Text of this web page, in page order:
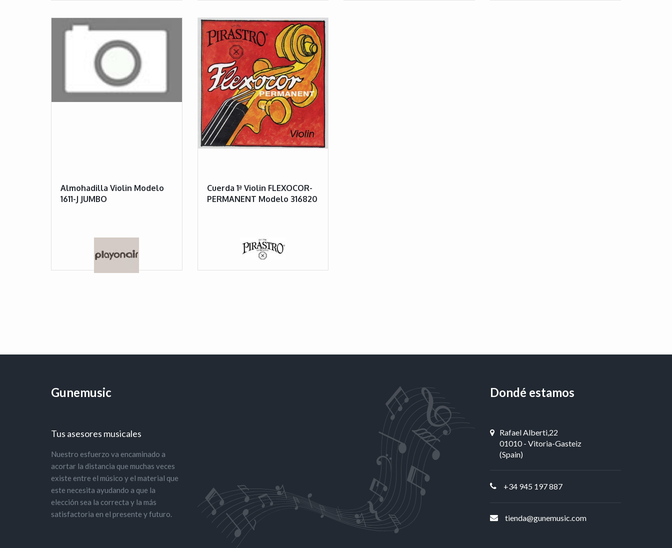
Almohadilla Violin Modelo
1611-J JUMBO
Cuerda 1ª Violin FLEXOCOR-
PERMANENT Modelo 316820
Gunemusic
Tus asesores musicales
Nuestro esfuerzo va encaminado a
acortar la distancia que muchas veces
existe entre el músico y el material que
este necesita ayudando a que la
elección sea la correcta y la más
satisfactoria en el presente y futuro.
Dondé estamos
Rafael Alberti,22
01010 - Vitoria-Gasteiz
(Spain)
+34 945 197 887
tienda@gunemusic.com